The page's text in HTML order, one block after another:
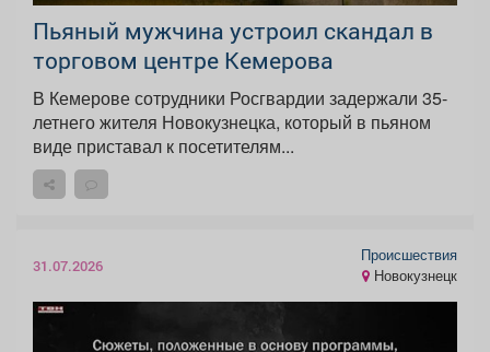
Пьяный мужчина устроил скандал в
торговом центре Кемерова
В Кемерове сотрудники Росгвардии задержали 35-
летнего жителя Новокузнецка, который в пьяном
виде приставал к посетителям...
31.07.2026
Происшествия
Новокузнецк